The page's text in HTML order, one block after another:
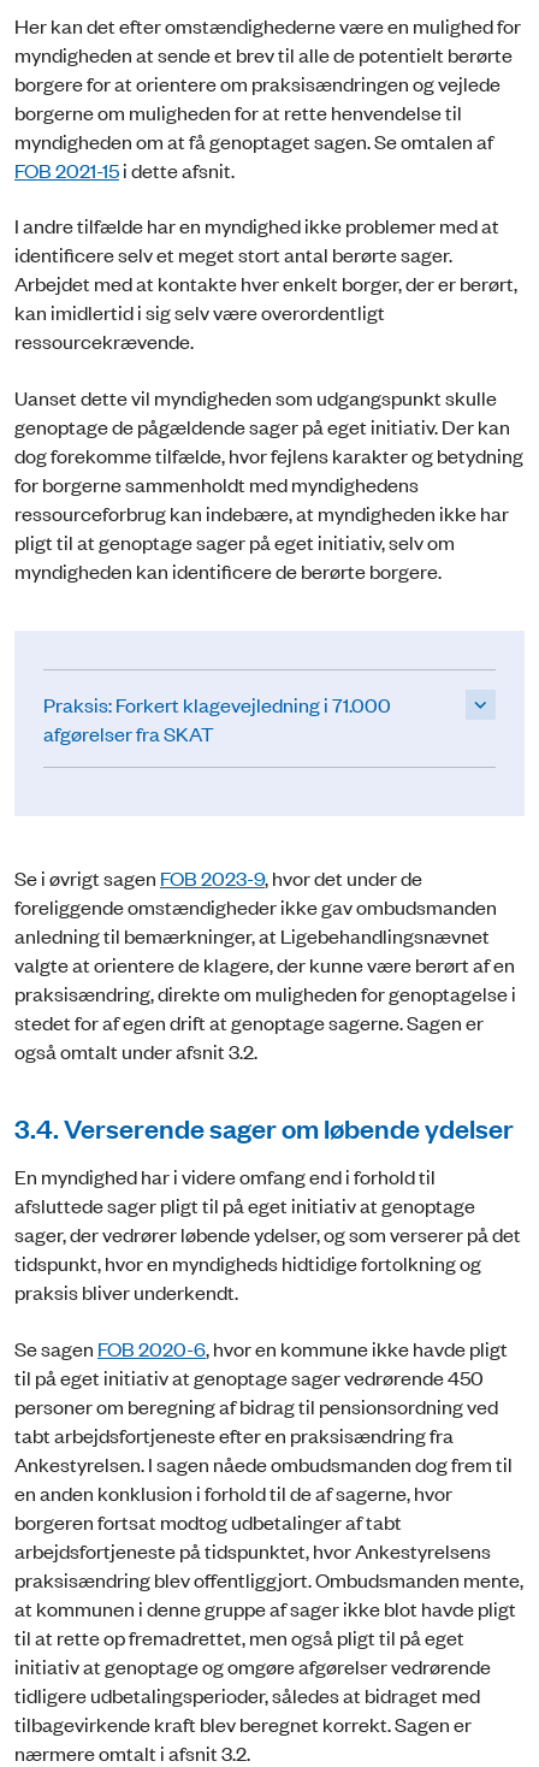
Her kan det efter omstændighederne være en mulighed for
myndigheden at sende et brev til alle de potentielt berørte
borgere for at orientere om praksisændringen og vejlede
borgerne om muligheden for at rette henvendelse til
myndigheden om at få genoptaget sagen. Se omtalen af
FOB 2021-15i dette afsnit.
I andre tilfælde har en myndighed ikke problemer med at
identificere selv et meget stort antal berørte sager.
Arbejdet med at kontakte hver enkelt borger, der er berørt,
kan imidlertid i sig selv være overordentligt
ressourcekrævende.
Uanset dette vil myndigheden som udgangspunkt skulle
genoptage de pågældende sager på eget initiativ. Der kan
dog forekomme tilfælde, hvor fejlens karakter og betydning
for borgerne sammenholdt med myndighedens
ressourceforbrug kan indebære, at myndigheden ikke har
pligt til at genoptage sager på eget initiativ, selv om
myndigheden kan identificere de berørte borgere.
Praksis: Forkert klagevejledning i 71.000
afgørelser fra SKAT
Se i øvrigt sagen FOB 2023-9, hvor det under de
foreliggende omstændigheder ikke gav ombudsmanden
anledning til bemærkninger, at Ligebehandlingsnævnet
valgte at orientere de klagere, der kunne være berørt af en
praksisændring, direkte om muligheden for genoptagelse i
stedet for af egen drift at genoptage sagerne. Sagen er
også omtalt under afsnit 3.2.
3.4. Verserende sager om løbende ydelser
En myndighed har i videre omfang end i forhold til
afsluttede sager pligt til på eget initiativ at genoptage
sager, der vedrører løbende ydelser, og som verserer på det
tidspunkt, hvor en myndigheds hidtidige fortolkning og
praksis bliver underkendt.
Se sagen FOB 2020-6, hvor en kommune ikke havde pligt
til på eget initiativ at genoptage sager vedrørende 450
personer om beregning af bidrag til pensionsordning ved
tabt arbejdsfortjeneste efter en praksisændring fra
Ankestyrelsen. I sagen nåede ombudsmanden dog frem til
en anden konklusion i forhold til de af sagerne, hvor
borgeren fortsat modtog udbetalinger af tabt
arbejdsfortjeneste på tidspunktet, hvor Ankestyrelsens
praksisændring blev offentliggjort. Ombudsmanden mente,
at kommunen i denne gruppe af sager ikke blot havde pligt
til at rette op fremadrettet, men også pligt til på eget
initiativ at genoptage og omgøre afgørelser vedrørende
tidligere udbetalingsperioder, således at bidraget med
tilbagevirkende kraft blev beregnet korrekt. Sagen er
nærmere omtalt i afsnit 3.2.